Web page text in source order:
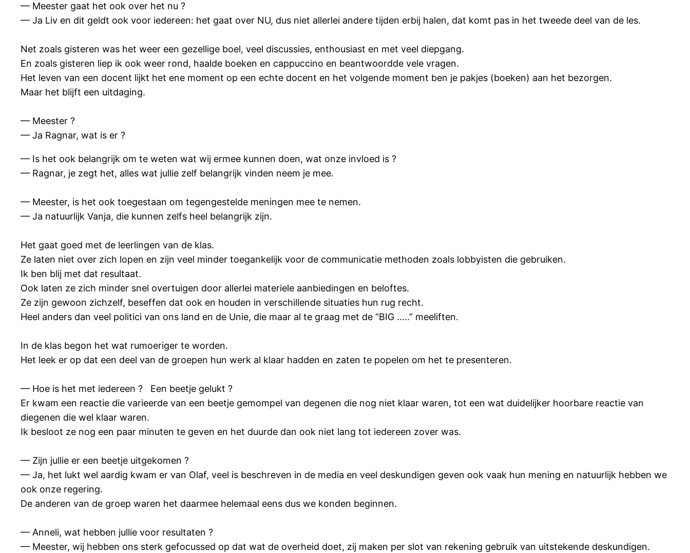
— Meester gaat het ook over het nu ?
— Ja Liv en dit geldt ook voor iedereen: het gaat over NU, dus niet allerlei andere tijden erbij halen, dat komt pas in het tweede deel van de les.
Net zoals gisteren was het weer een gezellige boel, veel discussies, enthousiast en met veel diepgang.
En zoals gisteren liep ik ook weer rond, haalde boeken en cappuccino en beantwoordde vele vragen.
Het leven van een docent lijkt het ene moment op een echte docent en het volgende moment ben je pakjes (boeken) aan het bezorgen.
Maar het blijft een uitdaging.
— Meester ?
— Ja Ragnar, wat is er ?
— Is het ook belangrijk om te weten wat wij ermee kunnen doen, wat onze invloed is ?
— Ragnar, je zegt het, alles wat jullie zelf belangrijk vinden neem je mee.
— Meester, is het ook toegestaan om tegengestelde meningen mee te nemen.
— Ja natuurlijk Vanja, die kunnen zelfs heel belangrijk zijn.
Het gaat goed met de leerlingen van de klas.
Ze laten niet over zich lopen en zijn veel minder toegankelijk voor de communicatie methoden zoals lobbyisten die gebruiken.
Ik ben blij met dat resultaat.
Ook laten ze zich minder snel overtuigen door allerlei materiele aanbiedingen en beloftes.
Ze zijn gewoon zichzelf, beseffen dat ook en houden in verschillende situaties hun rug recht.
Heel anders dan veel politici van ons land en de Unie, die maar al te graag met de “BIG …..” meeliften.
In de klas begon het wat rumoeriger te worden.
Het leek er op dat een deel van de groepen hun werk al klaar hadden en zaten te popelen om het te presenteren.
— Hoe is het met iedereen ? Een beetje gelukt ?
Er kwam een reactie die varieerde van een beetje gemompel van degenen die nog niet klaar waren, tot een wat duidelijker hoorbare reactie van
diegenen die wel klaar waren.
Ik besloot ze nog een paar minuten te geven en het duurde dan ook niet lang tot iedereen zover was.
— Zijn jullie er een beetje uitgekomen ?
— Ja, het lukt wel aardig kwam er van Olaf, veel is beschreven in de media en veel deskundigen geven ook vaak hun mening en natuurlijk hebben we
ook onze regering.
De anderen van de groep waren het daarmee helemaal eens dus we konden beginnen.
— Anneli, wat hebben jullie voor resultaten ?
— Meester, wij hebben ons sterk gefocussed op dat wat de overheid doet, zij maken per slot van rekening gebruik van uitstekende deskundigen.